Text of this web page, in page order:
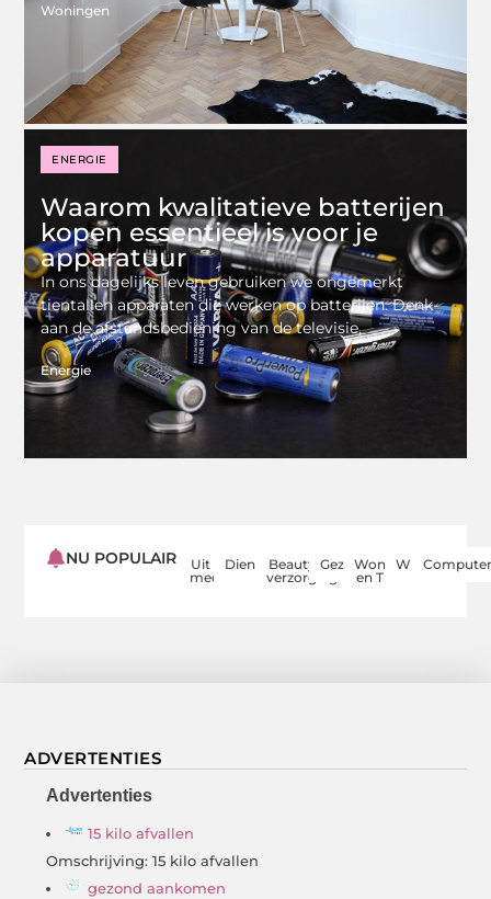
Woningen
ENERGIE
Waarom kwalitatieve batterijen
kopen essentieel is voor je
apparatuur
In ons dagelijks leven gebruiken we ongemerkt
tientallen apparaten die werken op batterijen. Denk
aan de afstandsbediening van de televisie,
Energie
NU POPULAIR
Uit de
media
Dienstverlening
Beauty en
verzorging
Gezondheid
Woning
en Tuin
Winkelen
ADVERTENTIES
Advertenties
15 kilo afvallen
Omschrijving: 15 kilo afvallen
gezond aankomen